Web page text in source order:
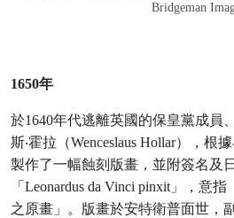
Bridgeman
1650年
於1640年代逃離英國的保皇黨成員
斯‧霍拉（Wenceslaus Hollar），根
製作了一幅蝕刻版畫，並附簽名及
「Leonardus da Vinci pinxit」，意
之原畫」。版畫於安特衛普面世，